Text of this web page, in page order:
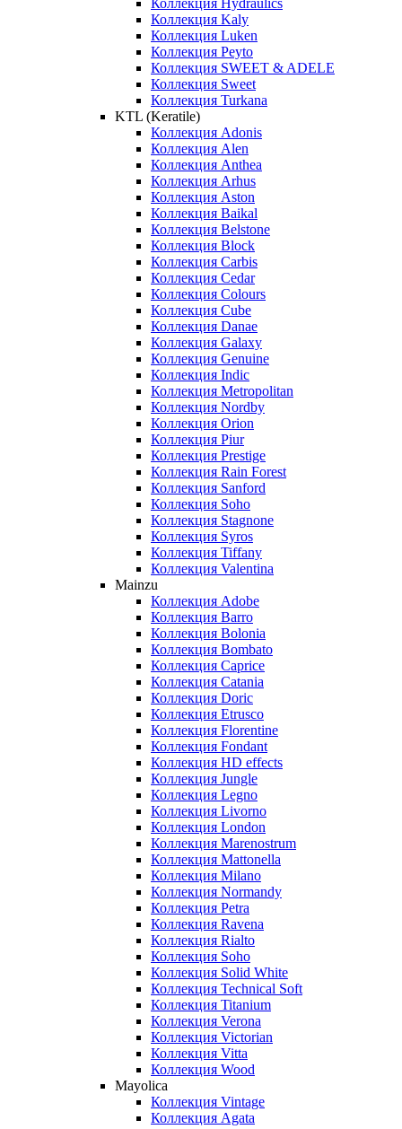
Коллекция Hydraulics
Коллекция Kaly
Коллекция Luken
Коллекция Peyto
Коллекция SWEET & ADELE
Коллекция Sweet
Коллекция Turkana
KTL (Keratile)
Коллекция Adonis
Коллекция Alen
Коллекция Anthea
Коллекция Arhus
Коллекция Aston
Коллекция Baikal
Коллекция Belstone
Коллекция Block
Коллекция Carbis
Коллекция Cedar
Коллекция Colours
Коллекция Cube
Коллекция Danae
Коллекция Galaxy
Коллекция Genuine
Коллекция Indic
Коллекция Metropolitan
Коллекция Nordby
Коллекция Orion
Коллекция Piur
Коллекция Prestige
Коллекция Rain Forest
Коллекция Sanford
Коллекция Soho
Коллекция Stagnone
Коллекция Syros
Коллекция Tiffany
Коллекция Valentina
Mainzu
Коллекция Adobe
Коллекция Barro
Коллекция Bolonia
Коллекция Bombato
Коллекция Caprice
Коллекция Catania
Коллекция Doric
Коллекция Etrusco
Коллекция Florentine
Коллекция Fondant
Коллекция HD effects
Коллекция Jungle
Коллекция Legno
Коллекция Livorno
Коллекция London
Коллекция Marenostrum
Коллекция Mattonella
Коллекция Milano
Коллекция Normandy
Коллекция Petra
Коллекция Ravena
Коллекция Rialto
Коллекция Soho
Коллекция Solid White
Коллекция Technical Soft
Коллекция Titanium
Коллекция Verona
Коллекция Victorian
Коллекция Vitta
Коллекция Wood
Mayolica
Коллекция Vintage
Коллекция Agata